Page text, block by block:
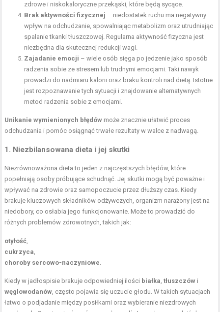
zdrowe i niskokaloryczne przekąski, które będą sycące.
Brak aktywności fizycznej – niedostatek ruchu ma negatywny
wpływ na odchudzanie, spowalniając metabolizm oraz utrudniając
spalanie tkanki tłuszczowej. Regularna aktywność fizyczna jest
niezbędna dla skutecznej redukcji wagi.
Zajadanie emocji – wiele osób sięga po jedzenie jako sposób
radzenia sobie ze stresem lub trudnymi emocjami. Taki nawyk
prowadzi do nadmiaru kalorii oraz braku kontroli nad dietą. Istotne
jest rozpoznawanie tych sytuacji i znajdowanie alternatywnych
metod radzenia sobie z emocjami.
Unikanie wymienionych błędów może znacznie ułatwić proces
odchudzania i pomóc osiągnąć trwałe rezultaty w walce z nadwagą.
1. Niezbilansowana dieta i jej skutki
Niezrównoważona dieta to jeden z najczęstszych błędów, które
popełniają osoby próbujące schudnąć. Jej skutki mogą być poważne i
wpływać na zdrowie oraz samopoczucie przez dłuższy czas. Kiedy
brakuje kluczowych składników odżywczych, organizm narażony jest na
niedobory, co osłabia jego funkcjonowanie. Może to prowadzić do
różnych problemów zdrowotnych, takich jak:
otyłość,
cukrzyca,
choroby sercowo-naczyniowe.
Kiedy w jadłospisie brakuje odpowiedniej ilości białka,tłuszczów i
węglowodanów, często pojawia się uczucie głodu. W takich sytuacjach
łatwo o podjadanie między posiłkami oraz wybieranie niezdrowych